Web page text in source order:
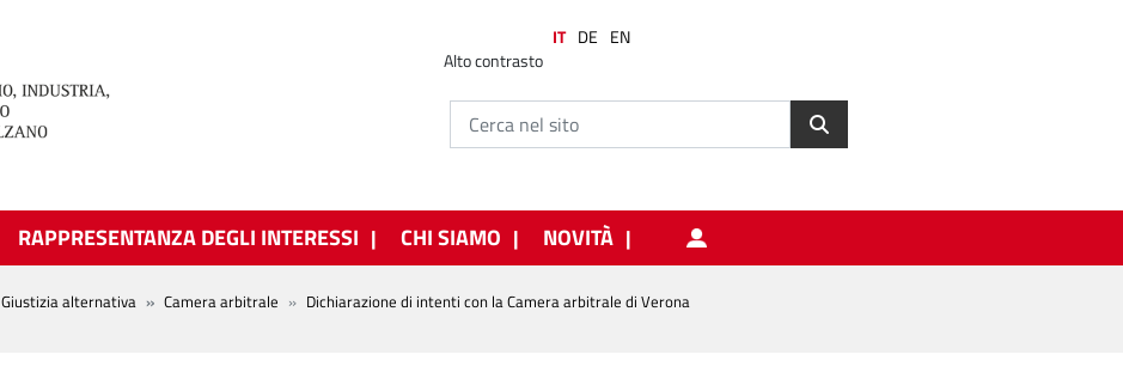
Alto contrasto
IT DE EN
RAPPRESENTANZA DEGLI INTERESSI CHI SIAMO NOVITÀ
Giustizia alternativa Camera arbitrale Dichiarazione di intenti con la Camera arbitrale di Verona